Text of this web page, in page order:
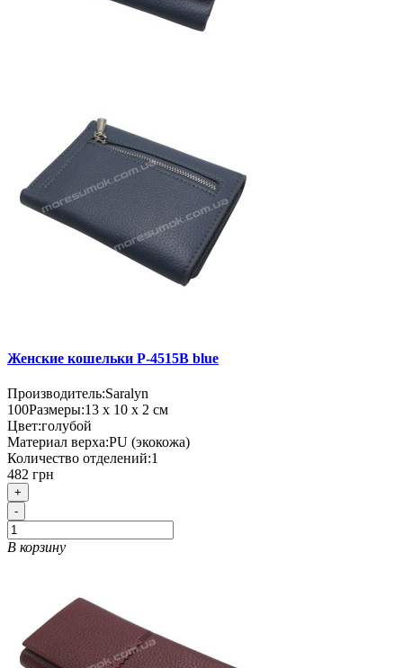
Женские кошельки P-4515B blue
Производитель:Saralyn
100Размеры:13 х 10 х 2 см
Цвет:голубой
Материал верха:PU (экокожа)
Количество отделений:1
482 грн
+
-
В корзину